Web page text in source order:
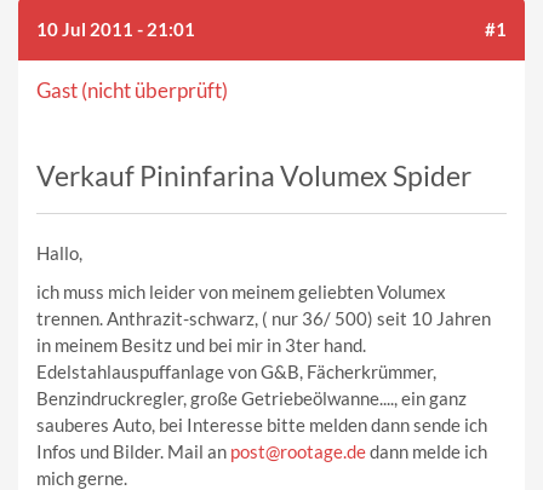
10 Jul 2011 - 21:01 #1
Gast (nicht überprüft)
Verkauf Pininfarina Volumex Spider
Hallo,
ich muss mich leider von meinem geliebten Volumex
trennen. Anthrazit-schwarz, ( nur 36/ 500) seit 10 Jahren
in meinem Besitz und bei mir in 3ter hand.
Edelstahlauspuffanlage von G&B, Fächerkrümmer,
Benzindruckregler, große Getriebeölwanne...., ein ganz
sauberes Auto, bei Interesse bitte melden dann sende ich
Infos und Bilder. Mail an post@rootage.dedann melde ich
mich gerne.